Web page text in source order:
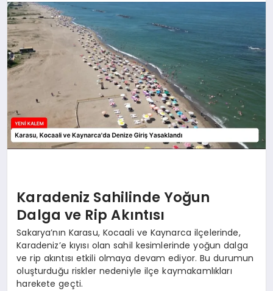
SAĞLIK
MAGAZİN
EĞİTİM
Karadeniz Sahilinde Yoğun
Dalga ve Rip Akıntısı
Sakarya’nın Karasu, Kocaali ve Kaynarca ilçelerinde,
Karadeniz’e kıyısı olan sahil kesimlerinde yoğun dalga
ve rip akıntısı etkili olmaya devam ediyor. Bu durumun
oluşturduğu riskler nedeniyle ilçe kaymakamlıkları
harekete geçti.